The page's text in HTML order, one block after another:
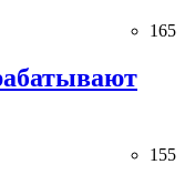
165
155